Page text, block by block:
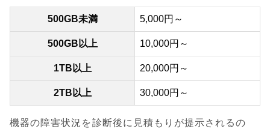
500GB未満 5,000円～
500GB以上 10,000円～
1TB以上 20,000円～
2TB以上 30,000円～
機器の障害状況を診断後に見積もりが提示されるの